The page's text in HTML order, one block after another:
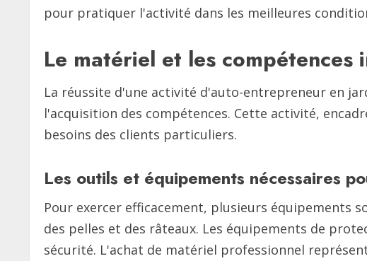
pour pratiquer l'activité dans les meilleures
Le matériel et les compétences
La réussite d'une activité d'auto-entrepreneur en
l'acquisition des compétences. Cette activité,
besoins des clients particuliers.
Les outils et équipements nécessaires
Pour exercer efficacement, plusieurs équipements
des pelles et des râteaux. Les équipements de
sécurité. L'achat de matériel professionnel